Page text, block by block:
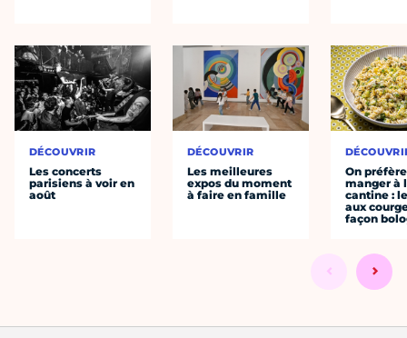
DÉCOUVRIR
Les concerts
parisiens à voir en
août
DÉCOUVRIR
Les meilleures
expos du moment
à faire en famille
On préfère
manger à
cantine :
aux
façon